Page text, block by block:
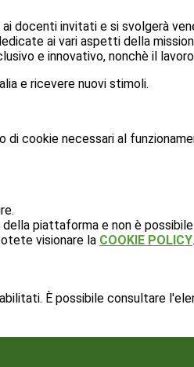
docenti invitati e si svolgerà
ai vari aspetti della
e innovativo, nonchè il
e ricevere nuovi stimoli.
cookie necessari al
piattaforma e non è
visionare la COOKIE POLICY.
È possibile consultare